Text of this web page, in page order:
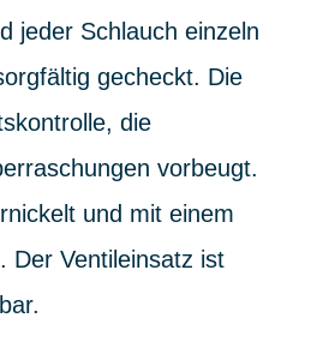
jeder Schlauch einzeln
gecheckt. Die
die
vorbeugt.
und mit einem
Der Ventileinsatz ist